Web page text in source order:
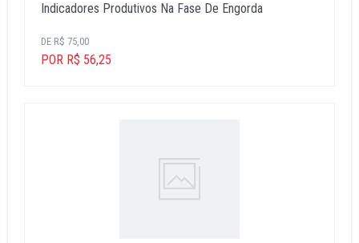
Indicadores Produtivos Na Fase De Engorda
DE R$ 75,00
POR R$ 56,25